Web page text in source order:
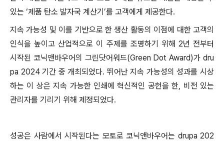
있는 ‘제품 탄소 발자국 계산기’를 고객에게 제공한다.
지속 가능성 및 이를 기반으로 한 생산 활동의 이점에 대한 고객의
인식을 높이고 산업적으로 이 주제를 조명하기 위해 2년 전부터
시작된 코닉앤바우어의 그린닷어워드(Green Dot Award)가 dru
pa 2024 기간 중 개최되었다. 뛰어난 지속 가능성의 성과를 시상
하는 이 상은 지속 가능한 인쇄에 혁신적인 공헌을 한, 비전 있는
관리자를 기리기 위해 제정되었다.
성공은 사람에서 시작된다는 모토로 코닉앤바우어는 drupa 202